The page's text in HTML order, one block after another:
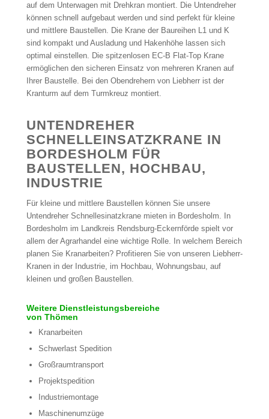
auf dem Unterwagen mit Drehkran montiert. Die Untendreher
können schnell aufgebaut werden und sind perfekt für kleine
und mittlere Baustellen. Die Krane der Baureihen L1 und K
sind kompakt und Ausladung und Hakenhöhe lassen sich
optimal einstellen. Die spitzenlosen EC-B Flat-Top Krane
ermöglichen den sicheren Einsatz von mehreren Kranen auf
Ihrer Baustelle. Bei den Obendrehern von Liebherr ist der
Kranturm auf dem Turmkreuz montiert.
UNTENDREHER
SCHNELLEINSATZKRANE IN
BORDESHOLM FÜR
BAUSTELLEN, HOCHBAU,
INDUSTRIE
Für kleine und mittlere Baustellen können Sie unsere
Untendreher Schnellesinatzkrane mieten in Bordesholm. In
Bordesholm im Landkreis Rendsburg-Eckernförde spielt vor
allem der Agrarhandel eine wichtige Rolle. In welchem Bereich
planen Sie Kranarbeiten? Profitieren Sie von unseren Liebherr-
Kranen in der Industrie, im Hochbau, Wohnungsbau, auf
kleinen und großen Baustellen.
Weitere Dienstleistungsbereiche
von Thömen
Kranarbeiten
Schwerlast Spedition
Großraumtransport
Projektspedition
Industriemontage
Maschinenumzüge